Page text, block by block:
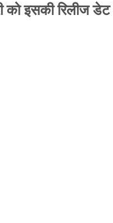
इसकी रिलीज
मारने की